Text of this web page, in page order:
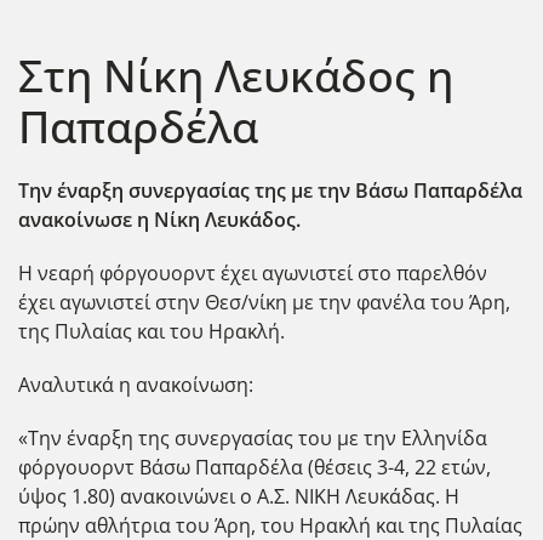
Στη Νίκη Λευκάδος η
Παπαρδέλα
Την έναρξη συνεργασίας της με την Βάσω Παπαρδέλα
ανακοίνωσε η Νίκη Λευκάδος.
Η νεαρή φόργουορντ έχει αγωνιστεί στο παρελθόν
έχει αγωνιστεί στην Θεσ/νίκη με την φανέλα του Άρη,
της Πυλαίας και του Ηρακλή.
Αναλυτικά η ανακοίνωση:
«Την έναρξη της συνεργασίας του με την Ελληνίδα
φόργουορντ Βάσω Παπαρδέλα (θέσεις 3-4, 22 ετών,
ύψος 1.80) ανακοινώνει ο Α.Σ. ΝΙΚΗ Λευκάδας. Η
πρώην αθλήτρια του Άρη, του Ηρακλή και της Πυλαίας